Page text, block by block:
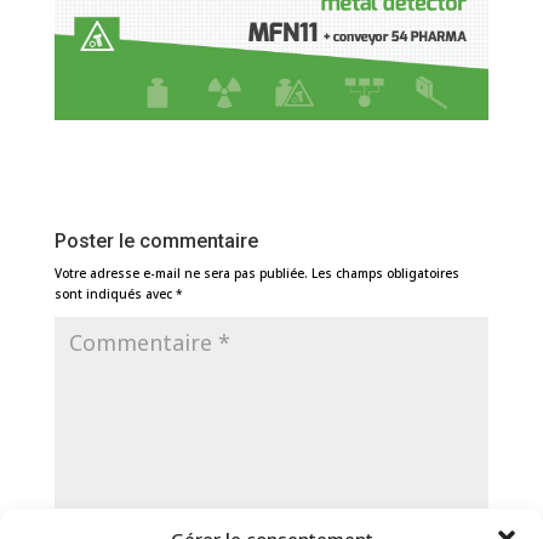
Poster le commentaire
Votre adresse e-mail ne sera pas publiée. Les champs obligatoires
sont indiqués avec *